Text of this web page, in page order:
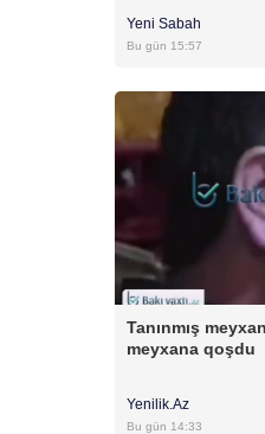
Yeni Sabah
Bu gün 15:57
Tanınmış
meyxana qoşdu
Yenilik.Az
Bu gün 14:33